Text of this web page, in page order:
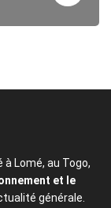
Lomé, au Togo,
et le
générale.